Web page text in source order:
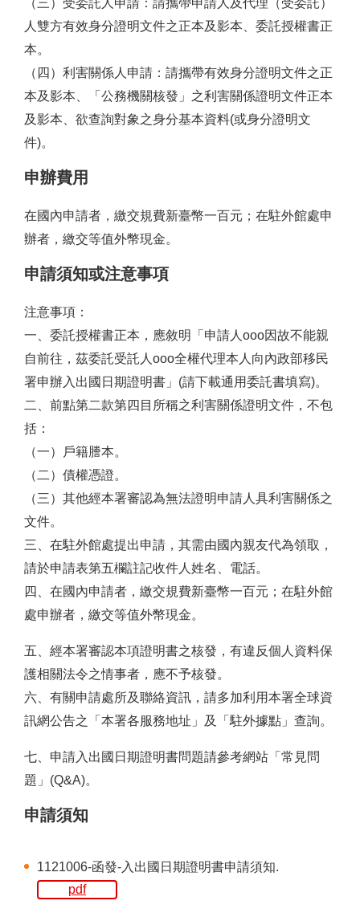
人雙方有效身分證明文件之正本及影本、委託授權書正
本。
（四）利害關係人申請：請攜帶有效身分證明文件之正
本及影本、「公務機關核發」之利害關係證明文件正本
及影本、欲查詢對象之身分基本資料(或身分證明文
件)。
申辦費用
在國內申請者，繳交規費新臺幣一百元；在駐外館處申
辦者，繳交等值外幣現金。
申請須知或注意事項
注意事項：
一、委託授權書正本，應敘明「申請人ooo因故不能親
自前往，茲委託受託人ooo全權代理本人向內政部移民
署申辦入出國日期證明書」(請下載通用委託書填寫)。
二、前點第二款第四目所稱之利害關係證明文件，不包
括：
（一）戶籍謄本。
（二）債權憑證。
（三）其他經本署審認為無法證明申請人具利害關係之
文件。
三、在駐外館處提出申請，其需由國內親友代為領取，
請於申請表第五欄註記收件人姓名、電話。
四、在國內申請者，繳交規費新臺幣一百元；在駐外館
處申辦者，繳交等值外幣現金。
五、經本署審認本項證明書之核發，有違反個人資料保
護相關法令之情事者，應不予核發。
六、有關申請處所及聯絡資訊，請多加利用本署全球資
訊網公告之「本署各服務地址」及「駐外據點」查詢。
七、申請入出國日期證明書問題請參考網站「常見問
題」(Q&A)。
申請須知
1121006-函發-入出國日期證明書申請須知.
pdf